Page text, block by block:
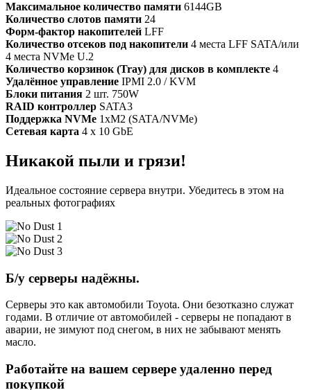
Максимальное количество памяти 6144GB
Количество слотов памяти 24
Форм-фактор накопителей LFF
Количество отсеков под накопители 4 места LFF SATA/или
4 места NVMe U.2
Количество корзинок (Tray) для дисков в комплекте 4
Удалённое управление IPMI 2.0 / KVM
Блоки питания 2 шт. 750W
RAID контроллер SATA3
Поддержка NVMe 1xM2 (SATA/NVMe)
Сетевая карта 4 x 10 GbE
Никакой пыли и грязи!
Идеальное состояние сервера внутри. Убедитесь в этом на
реальных фотографиях
Б/у серверы надёжны.
Серверы это как автомобили Toyota. Они безотказно служат
годами. В отличие от автомобилей - серверы не попадают в
аварии, не зимуют под снегом, в них не забывают менять
масло.
Работайте на вашем сервере удаленно перед
покупкой